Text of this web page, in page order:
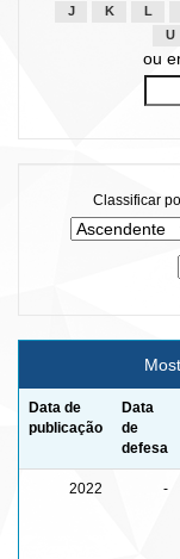
J
K L
U
ou
Classificar
Data de
publicação
Data
de
defesa
2022 -